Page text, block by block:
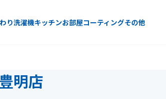
り洗濯機キッチンお部屋コーティングその他
明店